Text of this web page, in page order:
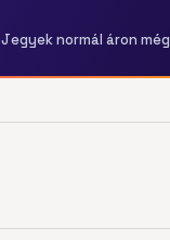
Jegyek normál áron még